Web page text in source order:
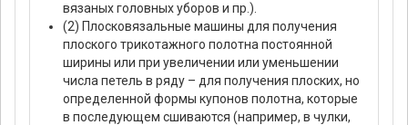
вязаных головных уборов и пр.).
(2) Плосковязальные машины для получения
плоского трикотажного полотна постоянной
ширины или при увеличении или уменьшении
числа петель в ряду – для получения плоских, но
определенной формы купонов полотна, которые
в последующем сшиваются (например, в чулки,